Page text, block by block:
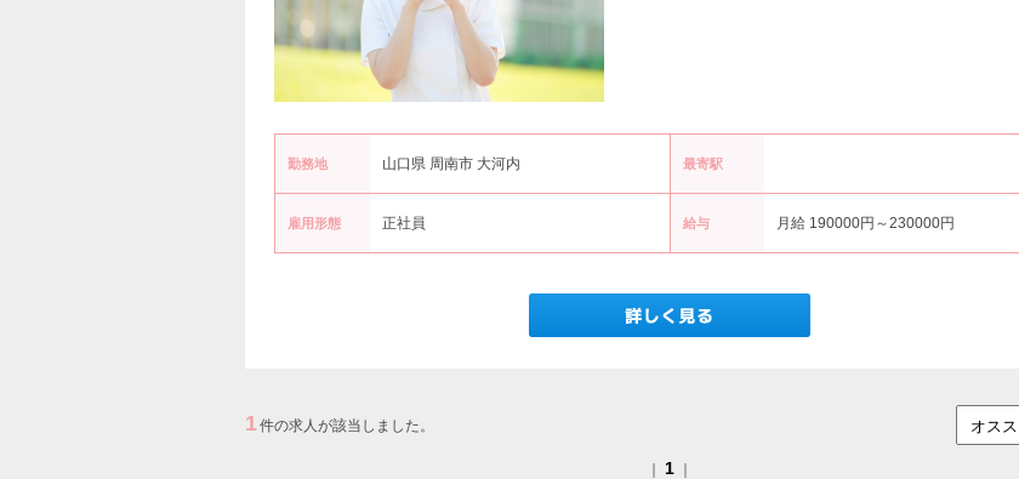
勤務地 山口県 周南市 大河内 最寄駅
雇用形態 正社員 給与 月給 190000円～230000円
1件の求人が該当しました。
1